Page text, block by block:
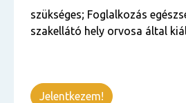
szükséges; Foglalkozás
szakellátó hely orvosa által
Jelentkezem!